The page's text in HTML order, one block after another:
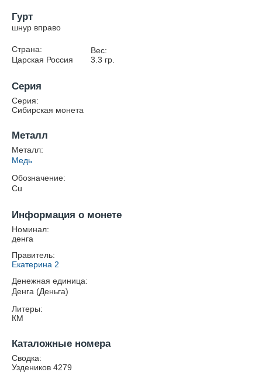
Гурт
шнур вправо
Страна:
Царская Россия
Вес:
3.3 гр.
Серия
Серия:
Сибирская монета
Металл
Металл:
Медь
Обозначение:
Cu
Информация о монете
Номинал:
денга
Правитель:
Екатерина 2
Денежная единица:
Денга (Деньга)
Литеры:
КМ
Каталожные номера
Сводка:
Уздеников 4279